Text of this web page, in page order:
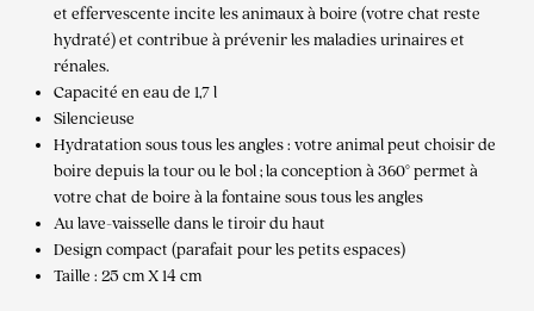
et effervescente incite les animaux à boire (votre chat reste
hydraté) et contribue à prévenir les maladies urinaires et
rénales.
Capacité en eau de 1,7 l
Silencieuse
Hydratation sous tous les angles : votre animal peut choisir de
boire depuis la tour ou le bol ; la conception à 360° permet à
votre chat de boire à la fontaine sous tous les angles
Au lave-vaisselle dans le tiroir du haut
Design compact (parafait pour les petits espaces)
Taille : 25 cm X 14 cm